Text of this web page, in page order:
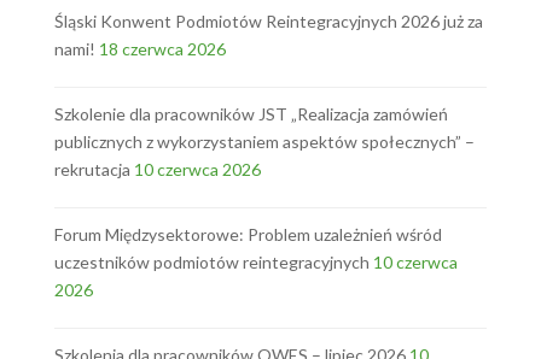
Śląski Konwent Podmiotów Reintegracyjnych 2026 już za
nami! 18 czerwca 2026
Szkolenie dla pracowników JST „Realizacja zamówień
publicznych z wykorzystaniem aspektów społecznych” –
rekrutacja 10 czerwca 2026
Forum Międzysektorowe: Problem uzależnień wśród
uczestników podmiotów reintegracyjnych 10 czerwca
2026
Szkolenia dla pracowników OWES – lipiec 2026 10